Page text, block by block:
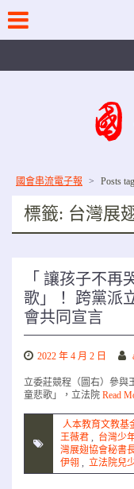
content
國會串流電子報 > Posts
標籤: 台灣展
「 讓孩子不再
歌」！ 跨黨派
會共同宣言
2022 年 4 月 2 日
立委莊競程（圖右）參與
童悲歌」，立法院 Read
人本教育文教基
王薇君 , 台灣少
灣展翅協會秘書
伊翎 , 立法院兒